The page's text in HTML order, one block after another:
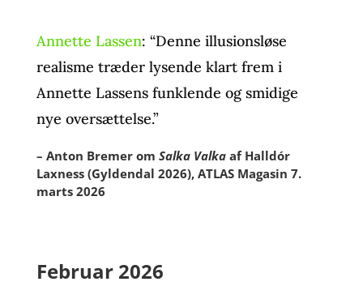
Annette Lassen: “Denne illusionsløse
realisme træder lysende klart frem i
Annette Lassens funklende og smidige
nye oversættelse.”
– Anton Bremer om Salka Valkaaf Halldór
Laxness (Gyldendal 2026), ATLAS Magasin 7.
marts 2026
Februar 2026